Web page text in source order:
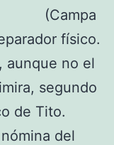
(Campa
físico.
aunque no el
segundo
de Tito.
del